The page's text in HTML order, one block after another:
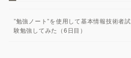
”勉強ノート”を使用して基本情報技術者試
験勉強してみた（6日目）